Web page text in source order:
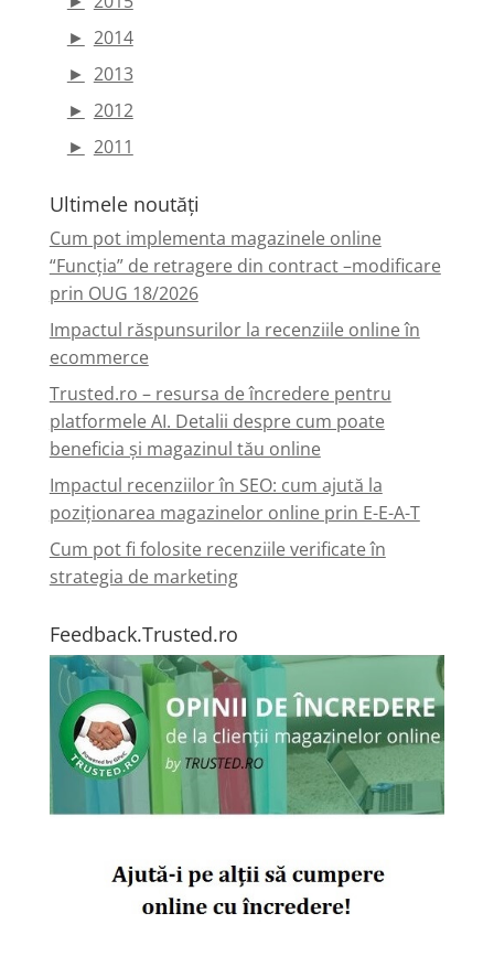
► 2014
► 2013
► 2012
► 2011
Ultimele noutăți
Cum pot implementa magazinele online
“Funcția” de retragere din contract –modificare
prin OUG 18/2026
Impactul răspunsurilor la recenziile online în
ecommerce
Trusted.ro – resursa de încredere pentru
platformele AI. Detalii despre cum poate
beneficia și magazinul tău online
Impactul recenziilor în SEO: cum ajută la
poziționarea magazinelor online prin E-E-A-T
Cum pot fi folosite recenziile verificate în
strategia de marketing
Feedback.Trusted.ro